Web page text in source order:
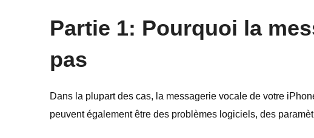
Partie 1: Pourquoi la
pas
Dans la plupart des cas, la messagerie vocale de votre
peuvent également être des problèmes logiciels, des